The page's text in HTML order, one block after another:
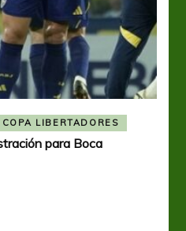
COPA LIBERTADORES
para Boca